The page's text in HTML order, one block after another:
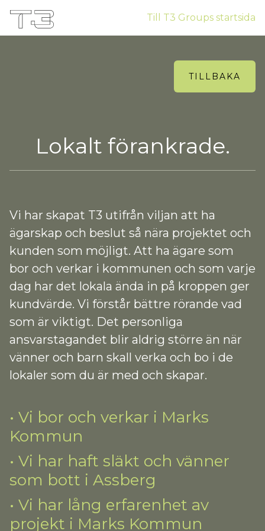
Till T3 Groups startsida
TILLBAKA
Lokalt förankrade.
Vi har skapat T3 utifrån viljan att ha
ägarskap och beslut så nära projektet och
kunden som möjligt. Att ha ägare som
bor och verkar i kommunen och som varje
dag har det lokala ända in på kroppen ger
kundvärde. Vi förstår bättre rörande vad
som är viktigt. Det personliga
ansvarstagandet blir aldrig större än när
vänner och barn skall verka och bo i de
lokaler som du är med och skapar.
• Vi bor och verkar i Marks
Kommun
• Vi har haft släkt och vänner
som bott i Assberg
• Vi har lång erfarenhet av
projekt i Marks Kommun